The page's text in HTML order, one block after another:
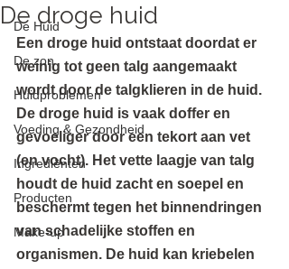
De Huid
De zon
Huidproblemen
Voeding & Gezondheid
Ingrediënten
Producten
Make-up
De droge huid
Een droge huid ontstaat doordat er
weinig tot geen talg aangemaakt
wordt door de talgklieren in de huid.
De droge huid is vaak doffer en
gevoeliger door een tekort aan vet
(en vocht). Het vette laagje van talg
houdt de huid zacht en soepel en
beschermt tegen het binnendringen
van schadelijke stoffen en
organismen. De huid kan kriebelen